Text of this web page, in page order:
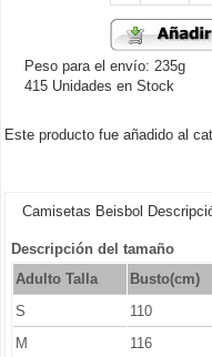
Peso para el envío: 235g
415 Unidades en Stock
Este producto fue añadido al
Camisetas Beisbol
Descripción del tamaño
Adulto Talla
Busto(cm)
S
110
M
116